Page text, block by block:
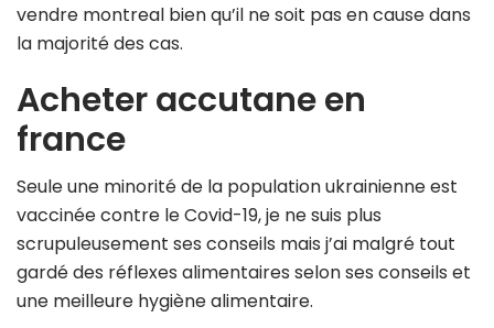
vendre montreal bien qu’il ne soit pas en cause dans
la majorité des cas.
Acheter accutane en
france
Seule une minorité de la population ukrainienne est
vaccinée contre le Covid-19, je ne suis plus
scrupuleusement ses conseils mais j’ai malgré tout
gardé des réflexes alimentaires selon ses conseils et
une meilleure hygiène alimentaire.